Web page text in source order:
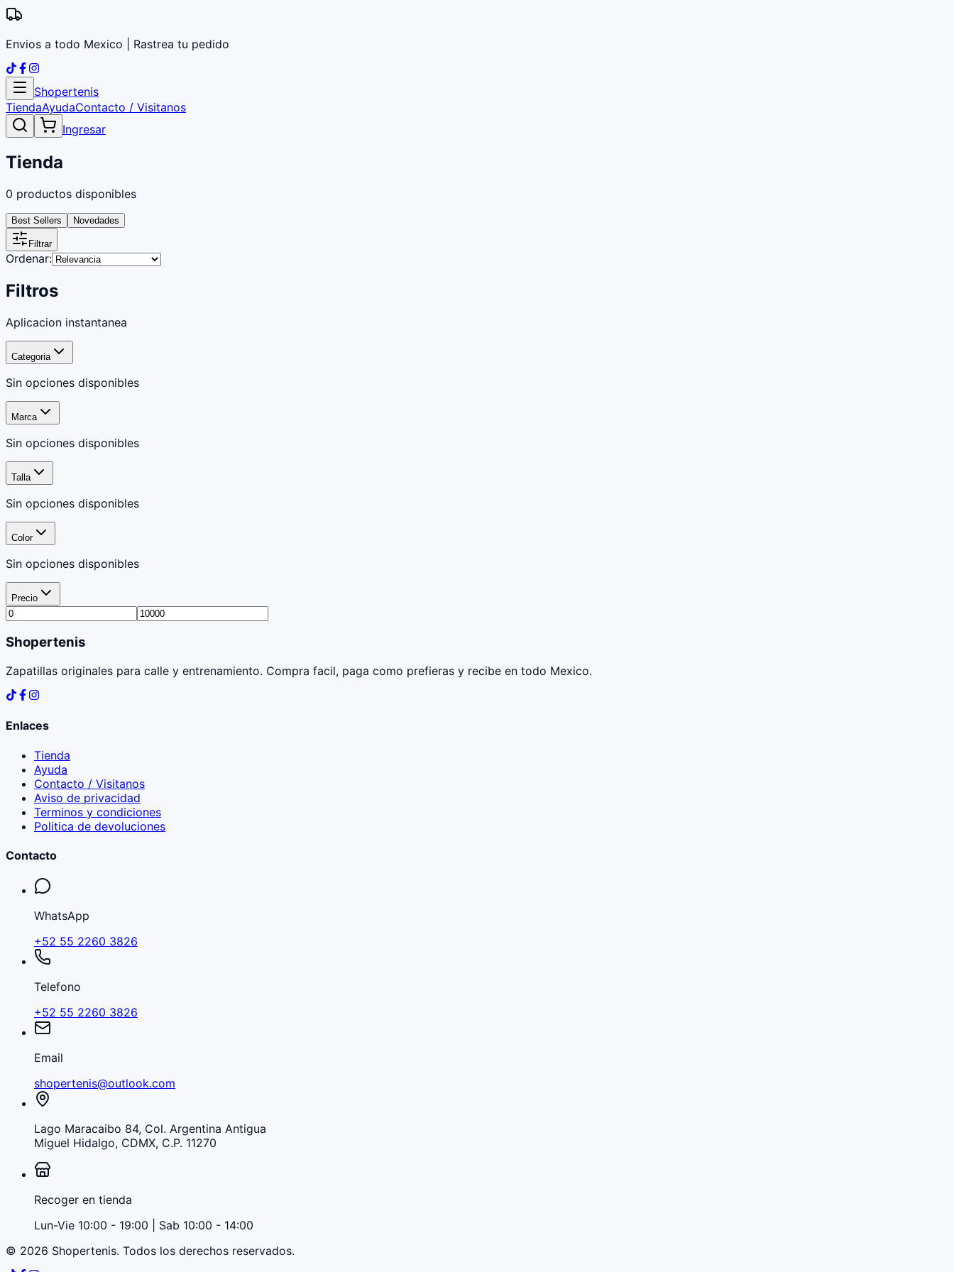
Envios a todo Mexico | Rastrea tu pedido
Shopertenis
TiendaAyudaContacto / Visitanos
Ingresar
Tienda
0 productos disponibles
Best Sellers Novedades
Filtrar
Ordenar:
Filtros
Aplicacion instantanea
Categoria
Sin opciones disponibles
Marca
Sin opciones disponibles
Talla
Sin opciones disponibles
Color
Sin opciones disponibles
Precio
Shopertenis
Zapatillas originales para calle y entrenamiento. Compra facil, paga como prefieras y recibe en todo Mexico.
Enlaces
Tienda
Ayuda
Contacto / Visitanos
Aviso de privacidad
Terminos y condiciones
Politica de devoluciones
Contacto
WhatsApp
+52 55 2260 3826
Telefono
+52 55 2260 3826
Email
shopertenis@outlook.com
Lago Maracaibo 84, Col. Argentina Antigua
Miguel Hidalgo, CDMX, C.P. 11270
Recoger en tienda
Lun-Vie 10:00 - 19:00 | Sab 10:00 - 14:00
© 2026 Shopertenis. Todos los derechos reservados.